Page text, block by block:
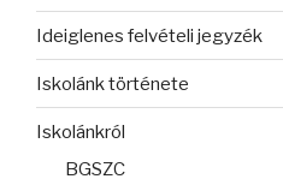
Ideiglenes felvételi jegyzék
Iskolánk története
Iskolánkról
BGSZC